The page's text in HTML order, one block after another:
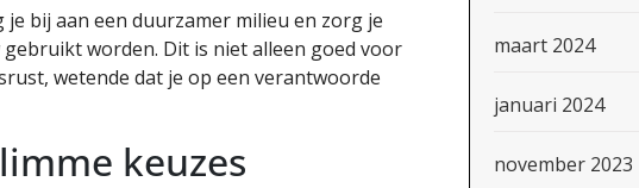
bij aan een duurzamer milieu en zorg je
worden. Dit is niet alleen goed voor
wetende dat je op een verantwoorde
keuzes
maart 2024
januari 2024
november 2023